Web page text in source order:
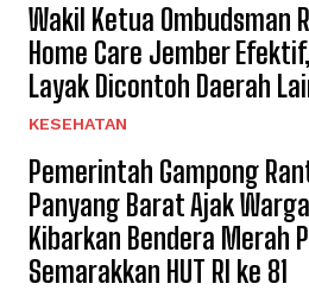
Wakil Ketua Ombudsman
Home Care Jember Efektif,
Layak Dicontoh Daerah
KESEHATAN
Pemerintah Gampong
Panyang Barat Ajak Warga
Kibarkan Bendera Merah
Semarakkan HUT RI ke 81